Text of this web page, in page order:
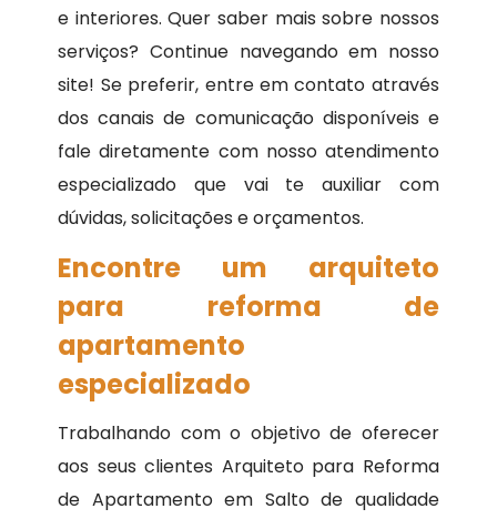
e interiores. Quer saber mais sobre nossos
serviços? Continue navegando em nosso
site! Se preferir, entre em contato através
dos canais de comunicação disponíveis e
fale diretamente com nosso atendimento
especializado que vai te auxiliar com
dúvidas, solicitações e orçamentos.
Encontre um arquiteto
para reforma de
apartamento
especializado
Trabalhando com o objetivo de oferecer
aos seus clientes Arquiteto para Reforma
de Apartamento em Salto de qualidade